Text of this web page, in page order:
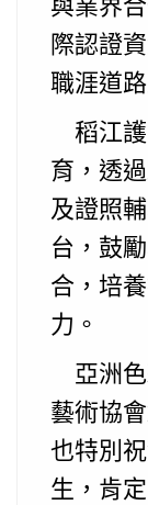
際認證
職涯道
稻江
育，透
及證照
台，鼓
合，培
力。
亞洲
藝術協
也特別
生，肯